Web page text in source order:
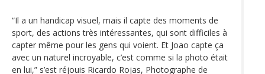
“Il a un handicap visuel, mais il capte des moments de
sport, des actions très intéressantes, qui sont difficiles à
capter même pour les gens qui voient. Et Joao capte ça
avec un naturel incroyable, c’est comme si la photo était
en lui,” s’est réjouis Ricardo Rojas, Photographe de